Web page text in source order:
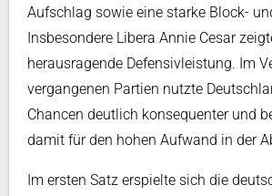
Aufschlag sowie eine starke Block-
Insbesondere Libera Annie Cesar
herausragende Defensivleistung. Im
vergangenen Partien nutzte
Chancen deutlich konsequenter und
damit für den hohen Aufwand in der
Im ersten Satz erspielte sich die